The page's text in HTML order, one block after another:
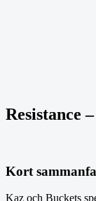
Resistance
Kort
Kaz och Buckets